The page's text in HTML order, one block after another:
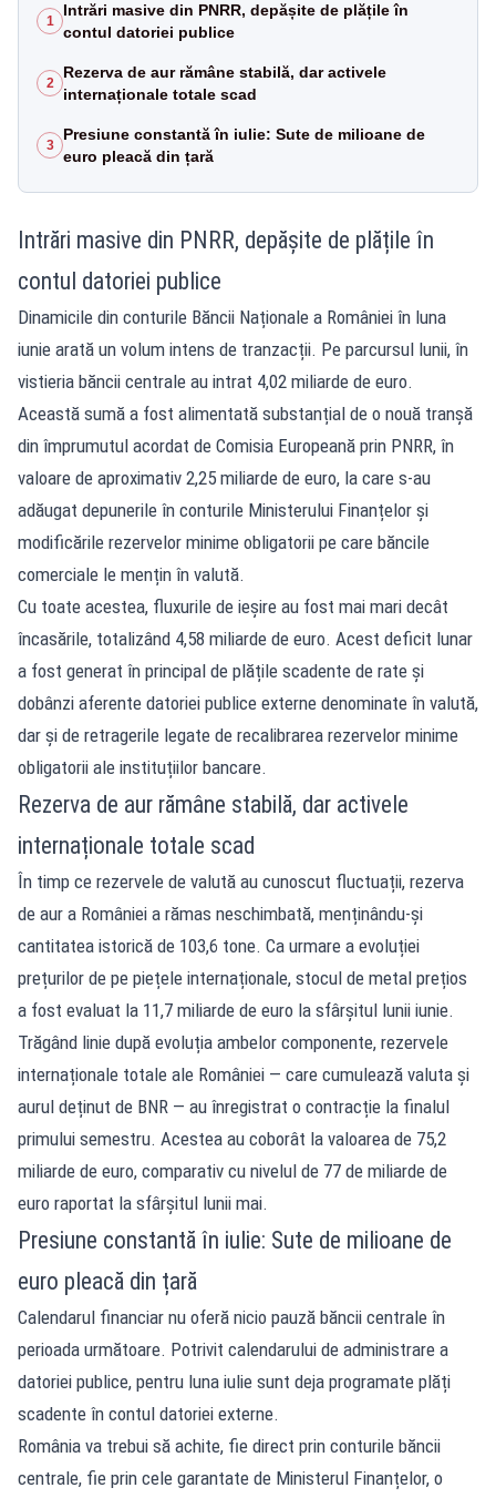
1
Intrări masive din PNRR, depășite de plățile în
contul datoriei publice
2
Rezerva de aur rămâne stabilă, dar activele
internaționale totale scad
3
Presiune constantă în iulie: Sute de milioane de
euro pleacă din țară
Intrări masive din PNRR, depășite de plățile în
contul datoriei publice
Dinamicile din conturile Băncii Naționale a României în luna
iunie arată un volum intens de tranzacții. Pe parcursul lunii, în
vistieria băncii centrale au intrat 4,02 miliarde de euro.
Această sumă a fost alimentată substanțial de o nouă tranșă
din împrumutul acordat de Comisia Europeană prin PNRR, în
valoare de aproximativ 2,25 miliarde de euro, la care s-au
adăugat depunerile în conturile Ministerului Finanțelor și
modificările rezervelor minime obligatorii pe care băncile
comerciale le mențin în valută.
Cu toate acestea, fluxurile de ieșire au fost mai mari decât
încasările, totalizând 4,58 miliarde de euro. Acest deficit lunar
a fost generat în principal de plățile scadente de rate și
dobânzi aferente datoriei publice externe denominate în valută,
dar și de retragerile legate de recalibrarea rezervelor minime
obligatorii ale instituțiilor bancare.
Rezerva de aur rămâne stabilă, dar activele
internaționale totale scad
În timp ce rezervele de valută au cunoscut fluctuații, rezerva
de aur a României a rămas neschimbată, menținându-și
cantitatea istorică de 103,6 tone. Ca urmare a evoluției
prețurilor de pe piețele internaționale, stocul de metal prețios
a fost evaluat la 11,7 miliarde de euro la sfârșitul lunii iunie.
Trăgând linie după evoluția ambelor componente, rezervele
internaționale totale ale României — care cumulează valuta și
aurul deținut de BNR — au înregistrat o contracție la finalul
primului semestru. Acestea au coborât la valoarea de 75,2
miliarde de euro, comparativ cu nivelul de 77 de miliarde de
euro raportat la sfârșitul lunii mai.
Presiune constantă în iulie: Sute de milioane de
euro pleacă din țară
Calendarul financiar nu oferă nicio pauză băncii centrale în
perioada următoare. Potrivit calendarului de administrare a
datoriei publice, pentru luna iulie sunt deja programate plăți
scadente în contul datoriei externe.
România va trebui să achite, fie direct prin conturile băncii
centrale, fie prin cele garantate de Ministerul Finanțelor, o